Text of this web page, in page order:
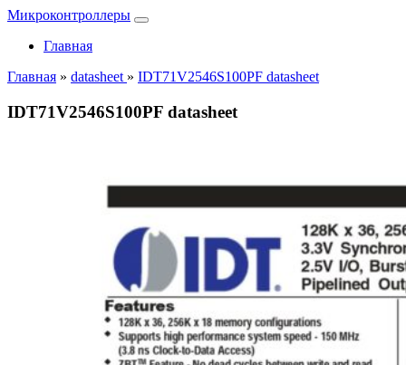
Микроконтроллеры
Главная
Главная » datasheet » IDT71V2546S100PF datasheet
IDT71V2546S100PF datasheet